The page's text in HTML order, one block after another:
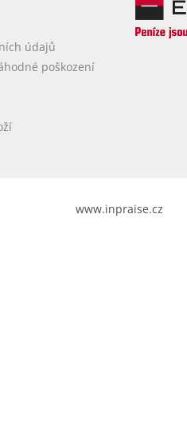
údajů
poškození
www.inpraise.cz